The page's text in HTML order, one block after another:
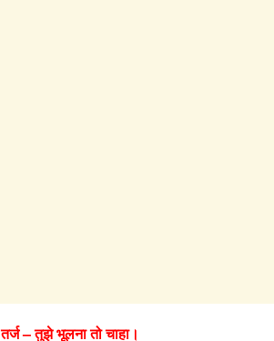
तर्ज – तुझे भूलना तो चाहा।